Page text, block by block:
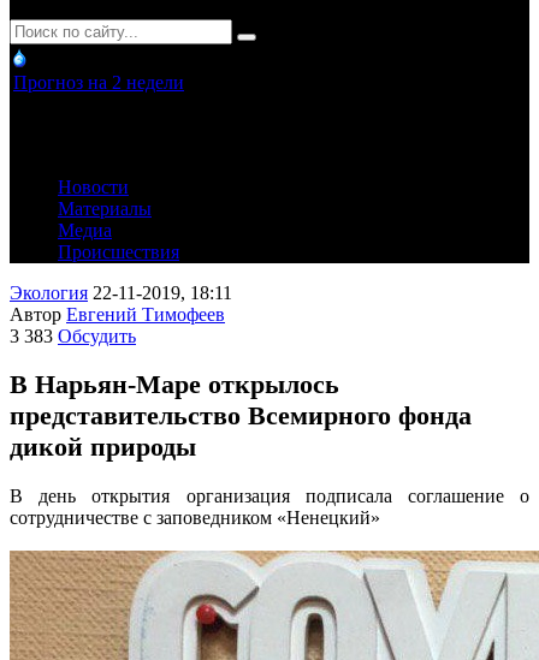
Прогноз на 2 недели
Новости
Материалы
Медиа
Происшествия
Экология 22-11-2019, 18:11
Автор Евгений Тимофеев
3 383 Обсудить
В Нарьян-Маре открылось
представительство Всемирного фонда
дикой природы
В день открытия организация подписала соглашение о
сотрудничестве с заповедником «Ненецкий»